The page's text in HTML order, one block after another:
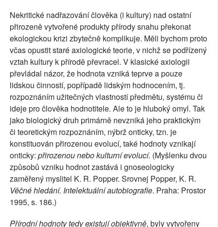
Nekritické nadřazování člověka (i kultury) nad ostatní
přirozeně vytvořené produkty přírody snahu překonat
ekologickou krizi zbytečně komplikuje. Měli bychom proto
včas opustit staré axiologické teorie, v nichž se podřízený
vztah kultury k přírodě převracel. V klasické axiologii
převládal názor, že hodnota vzniká teprve a pouze
lidskou činností, popřípadě lidským hodnocením, tj.
rozpoznáním užitečných vlastností předmětu, systému či
ideje pro člověka hodnotitele. Ale to je hluboký omyl. Tak
jako biologický druh primárně nevzniká jeho praktickým
či teoretickým rozpoznáním, nýbrž onticky, tzn. je
konstituován přirozenou evolucí, také hodnoty vznikají
onticky: přirozenou nebo kulturní evolucí. (Myšlenku dvou
způsobů vzniku hodnot zastává i gnoseologicky
zaměřený myslitel K. R. Popper. Srovnej Popper, K. R.
Věčné hledání. Intelektuální autobiografie. Praha: Prostor
1995, s. 186.)
Přírodní hodnoty tedy existují objektivně, byly vytvořeny